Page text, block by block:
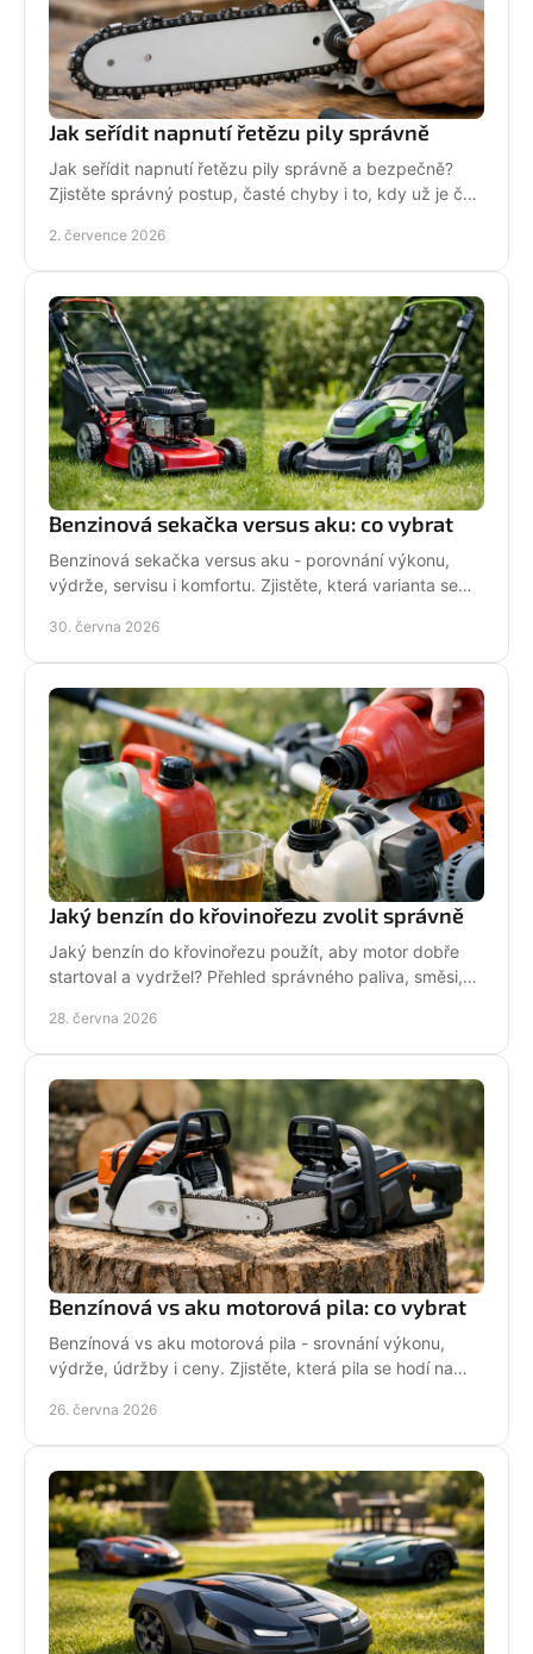
Jak seřídit napnutí řetězu pily správně
Jak seřídit napnutí řetězu pily správně a bezpečně?
Zjistěte správný postup, časté chyby i to, kdy už je čas
2. července 2026
Benzinová sekačka versus aku: co vybrat
Benzinová sekačka versus aku - porovnání výkonu,
výdrže, servisu i komfortu. Zjistěte, která varianta se
30. června 2026
Jaký benzín do křovinořezu zvolit správně
Jaký benzín do křovinořezu použít, aby motor dobře
startoval a vydržel? Přehled správného paliva, směsi,
28. června 2026
Benzínová vs aku motorová pila: co vybrat
Benzínová vs aku motorová pila - srovnání výkonu,
výdrže, údržby i ceny. Zjistěte, která pila se hodí na
26. června 2026